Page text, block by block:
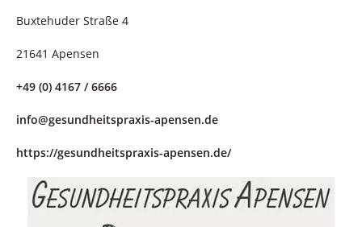
Buxtehuder Straße 4
21641 Apensen
+49 (0) 4167 / 6666
info@gesundheitspraxis-apensen.de
https://gesundheitspraxis-apensen.de/